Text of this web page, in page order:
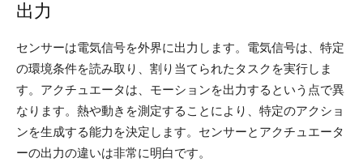
出力
センサーは電気信号を外界に出力します。電気信号は、特定
の環境条件を読み取り、割り当てられたタスクを実行しま
す。アクチュエータは、モーションを出力するという点で異
なります。熱や動きを測定することにより、特定のアクショ
ンを生成する能力を決定します。センサーとアクチュエータ
ーの出力の違いは非常に明白です。